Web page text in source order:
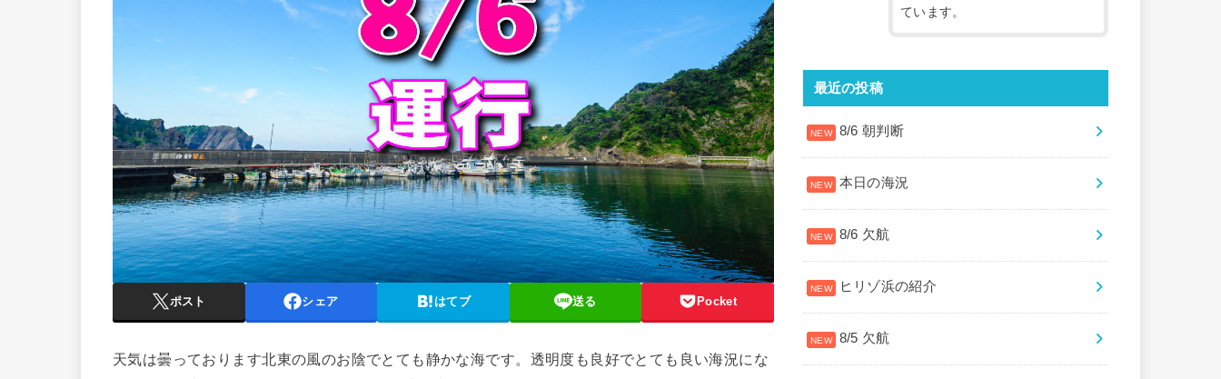
ポスト シェア はてブ 送る Pocket
天気は曇っております北東の風のお陰でとても静かな海です。透明度も良好でとても良い海況にな
ています。
最近の投稿
8/6 朝判断
本日の海況
8/6 欠航
ヒリゾ浜の紹介
8/5 欠航